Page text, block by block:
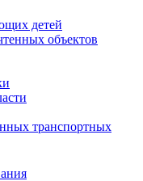
детей
объектов
транспортных